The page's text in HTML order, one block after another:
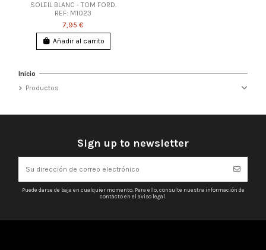
SOLEIL BLANC - TOM FORD.
REF: M1023
7,95 €
Añadir al carrito
Inicio
Productos
Sign up to newsletter
Puede darse de baja en cualquier momento. Para ello, consulte nuestra información de
contacto en el aviso legal.